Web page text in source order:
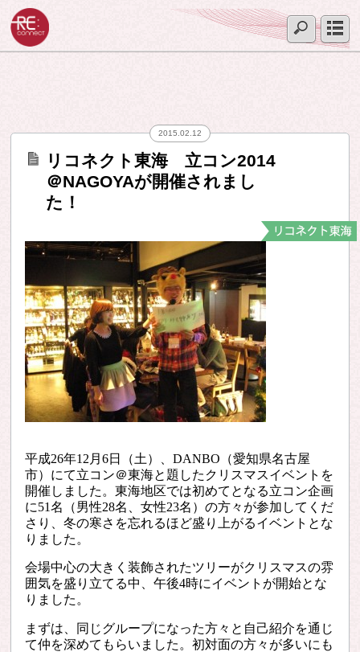
2015.02.12
リコネクト東海 立コン2014
＠NAGOYAが開催されまし
た！
平成26年12 月6日（土）、DANBO （愛知県名古屋
市）にて立コン＠東海と題したクリスマスイベントを
開催しました。東海地区では初めてとなる立コン企画
に51名（男性28名、女性23名）の方々が参加してくだ
さり、冬の寒さを忘れるほど盛り上がるイベントとな
りました。
会場中心の大きく装飾されたツリーがクリスマスの雰
囲気を盛り立てる中、午後4時にイベントが開始とな
りました。
まずは、同じグループになった方々と自己紹介を通じ
て仲を深めてもらいました。初対面の方々が多いにも